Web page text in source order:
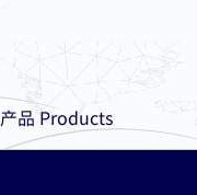
产品 Products